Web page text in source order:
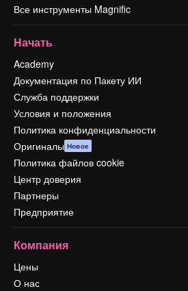
Все инструменты Magnific
Начать
Academy
Документация по Пакету ИИ
Служба поддержки
Условия и положения
Политика конфиденциальности
Оригиналы Новое
Политика файлов cookie
Центр доверия
Партнеры
Предприятие
Компания
Цены
О нас